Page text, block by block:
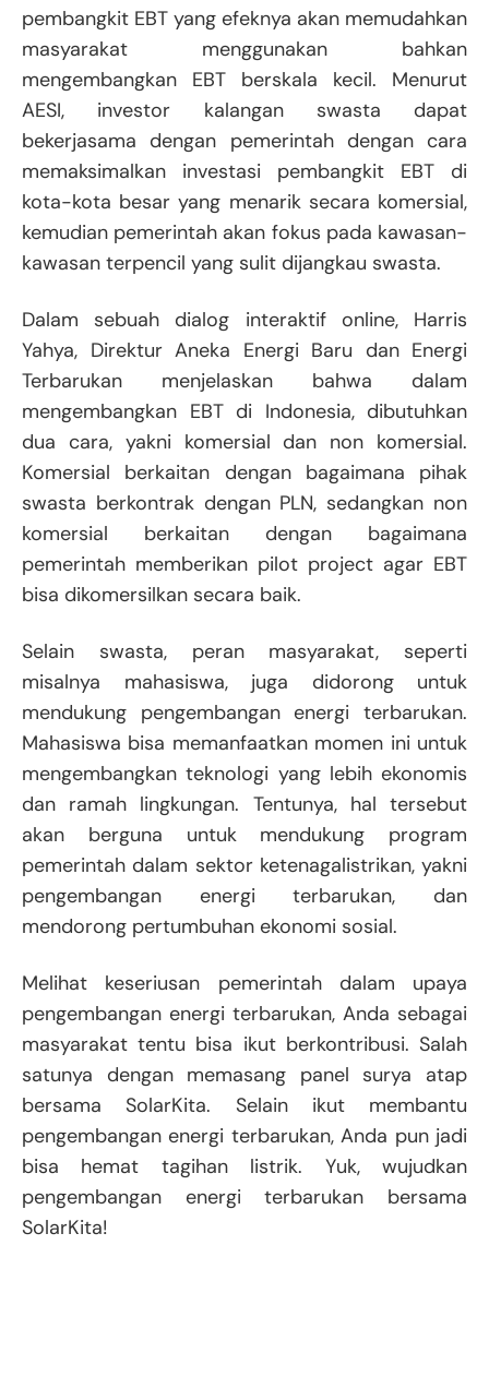
pembangkit EBT yang efeknya akan memudahkan
masyarakat menggunakan bahkan
mengembangkan EBT berskala kecil. Menurut
AESI, investor kalangan swasta dapat
bekerjasama dengan pemerintah dengan cara
memaksimalkan investasi pembangkit EBT di
kota-kota besar yang menarik secara komersial,
kemudian pemerintah akan fokus pada kawasan-
kawasan terpencil yang sulit dijangkau swasta.
Dalam sebuah dialog interaktif online, Harris
Yahya, Direktur Aneka Energi Baru dan Energi
Terbarukan menjelaskan bahwa dalam
mengembangkan EBT di Indonesia, dibutuhkan
dua cara, yakni komersial dan non komersial.
Komersial berkaitan dengan bagaimana pihak
swasta berkontrak dengan PLN, sedangkan non
komersial berkaitan dengan bagaimana
pemerintah memberikan pilot project agar EBT
bisa dikomersilkan secara baik.
Selain swasta, peran masyarakat, seperti
misalnya mahasiswa, juga didorong untuk
mendukung pengembangan energi terbarukan.
Mahasiswa bisa memanfaatkan momen ini untuk
mengembangkan teknologi yang lebih ekonomis
dan ramah lingkungan. Tentunya, hal tersebut
akan berguna untuk mendukung program
pemerintah dalam sektor ketenagalistrikan, yakni
pengembangan energi terbarukan, dan
mendorong pertumbuhan ekonomi sosial.
Melihat keseriusan pemerintah dalam upaya
pengembangan energi terbarukan, Anda sebagai
masyarakat tentu bisa ikut berkontribusi. Salah
satunya dengan memasang panel surya atap
bersama SolarKita. Selain ikut membantu
pengembangan energi terbarukan, Anda pun jadi
bisa hemat tagihan listrik. Yuk, wujudkan
pengembangan energi terbarukan bersama
SolarKita!